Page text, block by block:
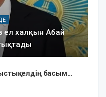
ел халқын Абай
ыстық: елдің басым…